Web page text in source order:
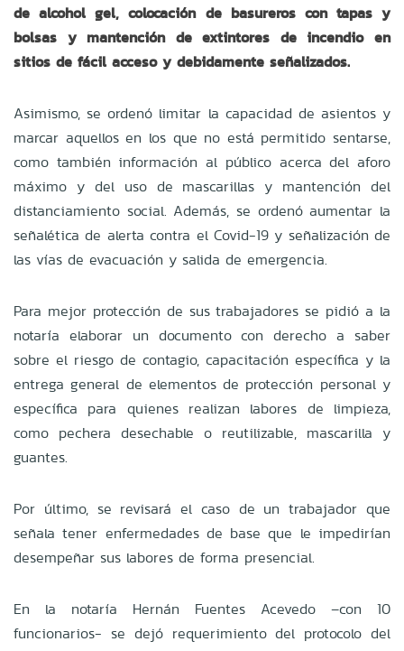
de alcohol gel, colocación de basureros con tapas y
bolsas y mantención de extintores de incendio en
sitios de fácil acceso y debidamente señalizados.
Asimismo, se ordenó limitar la capacidad de asientos y
marcar aquellos en los que no está permitido sentarse,
como también información al público acerca del aforo
máximo y del uso de mascarillas y mantención del
distanciamiento social. Además, se ordenó aumentar la
señalética de alerta contra el Covid-19 y señalización de
las vías de evacuación y salida de emergencia.
Para mejor protección de sus trabajadores se pidió a la
notaría elaborar un documento con derecho a saber
sobre el riesgo de contagio, capacitación específica y la
entrega general de elementos de protección personal y
específica para quienes realizan labores de limpieza,
como pechera desechable o reutilizable, mascarilla y
guantes.
Por último, se revisará el caso de un trabajador que
señala tener enfermedades de base que le impedirían
desempeñar sus labores de forma presencial.
En la notaría Hernán Fuentes Acevedo –con 10
funcionarios- se dejó requerimiento del protocolo del